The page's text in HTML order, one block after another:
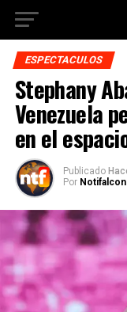
ESPECTACULOS
Stephany
Venezuela
en el
Publicado
Por Notifalcon